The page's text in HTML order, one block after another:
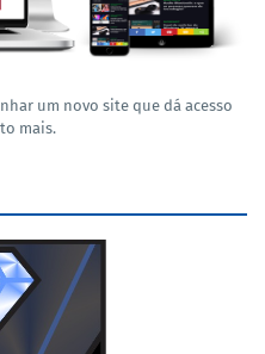
um novo site que dá acesso
mais.
e muito mais